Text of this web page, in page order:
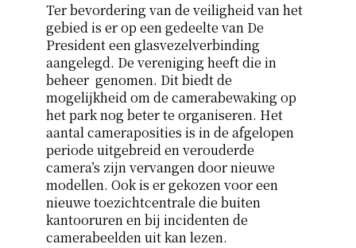
Ter bevordering van de veiligheid van het
gebied is er op een gedeelte van De
President een glasvezelverbinding
aangelegd. De vereniging heeft die in
beheer genomen. Dit biedt de
mogelijkheid om de camerabewaking op
het park nog beter te organiseren. Het
aantal cameraposities is in de afgelopen
periode uitgebreid en verouderde
camera’s zijn vervangen door nieuwe
modellen. Ook is er gekozen voor een
nieuwe toezichtcentrale die buiten
kantooruren en bij incidenten de
camerabeelden uit kan lezen.